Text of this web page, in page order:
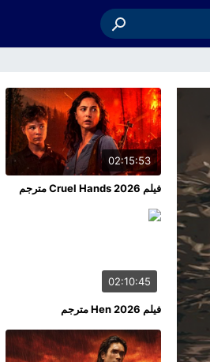
02:15:53
فيلم Cruel Hands 2026 مترجم
02:10:45
فيلم Hen 2026 مترجم